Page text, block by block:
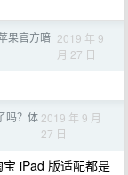
果官方暗 2019 年 9
月 27 日
吗？体 2019 年 9 月
27 日
iPad 版适配都是